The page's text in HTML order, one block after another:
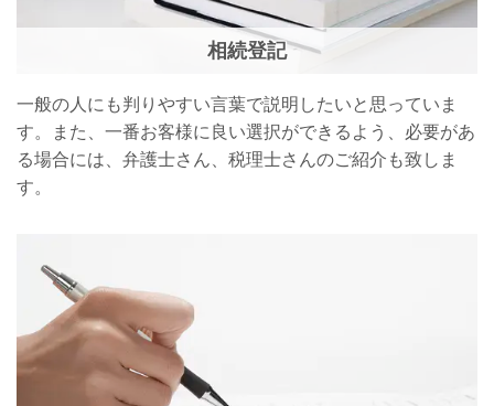
相続登記
一般の人にも判りやすい言葉で説明したいと思っていま
す。また、一番お客様に良い選択ができるよう、必要があ
る場合には、弁護士さん、税理士さんのご紹介も致しま
す。